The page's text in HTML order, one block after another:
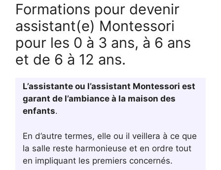
Formations pour devenir
assistant(e) Montessori
pour les 0 à 3 ans, à 6 ans
et de 6 à 12 ans.
L’assistante ou l’assistant Montessori est
garant de l’ambiance à la maison des
enfants.
En d’autre termes, elle ou il veillera à ce que
la salle reste harmonieuse et en ordre tout
en impliquant les premiers concernés.